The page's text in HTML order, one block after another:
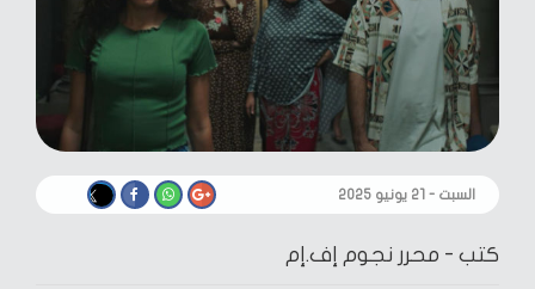
السبت - ٢١ يونيو ٢٠٢٥
كتب - محرر نجوم إف.إم